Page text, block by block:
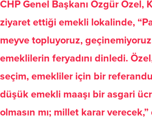
CHP Genel Başkanı Özgür Özel,
ziyaret ettiği emekli lokalinde,
meyve topluyoruz,
emeklilerin feryadını dinledi.
seçim, emekliler için bir
düşük emekli maaşı bir asgari
olmasın mı; millet karar